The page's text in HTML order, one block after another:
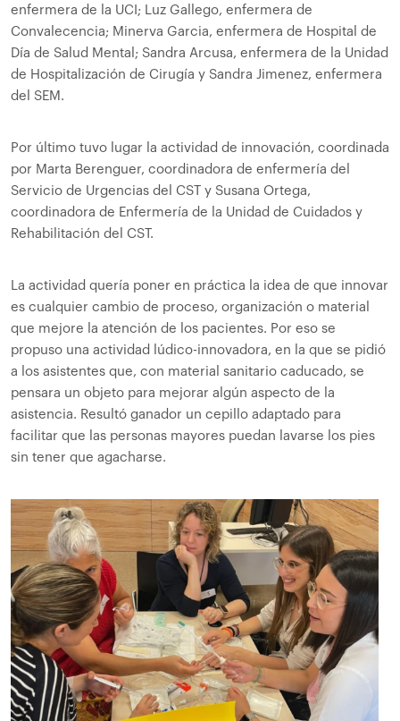
enfermera de la UCI; Luz Gallego, enfermera de
Convalecencia; Minerva Garcia, enfermera de Hospital de
Día de Salud Mental; Sandra Arcusa, enfermera de la Unidad
de Hospitalización de Cirugía y Sandra Jimenez, enfermera
del SEM.
Por último tuvo lugar la actividad de innovación, coordinada
por Marta Berenguer, coordinadora de enfermería del
Servicio de Urgencias del CST y Susana Ortega,
coordinadora de Enfermería de la Unidad de Cuidados y
Rehabilitación del CST.
La actividad quería poner en práctica la idea de que innovar
es cualquier cambio de proceso, organización o material
que mejore la atención de los pacientes. Por eso se
propuso una actividad lúdico-innovadora, en la que se pidió
a los asistentes que, con material sanitario caducado, se
pensara un objeto para mejorar algún aspecto de la
asistencia. Resultó ganador un cepillo adaptado para
facilitar que las personas mayores puedan lavarse los pies
sin tener que agacharse.